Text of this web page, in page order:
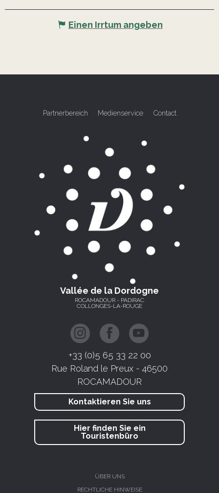
Einen Irrtum angeben
Partnerbereich Medienservice Contact
Vallée de la Dordogne
ROCAMADOUR - PADIRAC
COLLONGES-LA-ROUGE
+33 (0)5 65 33 22 00
Rue Roland le Preux - 46500
ROCAMADOUR
Kontaktieren Sie uns
Hier finden Sie ein
Touristenbüro
ÜBER UNS
RECHTLICHE HINWEISE